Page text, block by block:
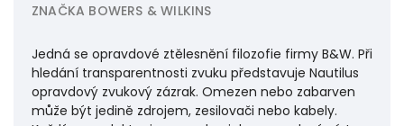
ZNAČKA BOWERS & WILKINS
Jedná se opravdové ztělesnění filozofie firmy B&W. Při
hledání transparentnosti zvuku představuje Nautilus
opravdový zvukový zázrak. Omezen nebo zabarven
může být jedině zdrojem, zesilovači nebo kabely.